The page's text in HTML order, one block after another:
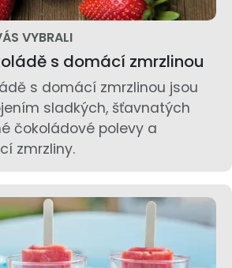
VYBRALI
s domácí zmrzlinou
s domácí zmrzlinou jsou
sladkých, šťavnatých
čokoládové polevy a
zmrzliny.